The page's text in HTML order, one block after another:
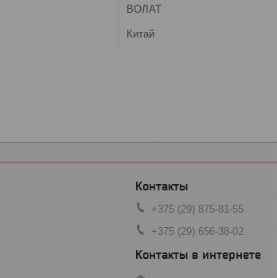
ВОЛАТ
Китай
+375 (29) 875-81-55
+375 (29) 656-38-02